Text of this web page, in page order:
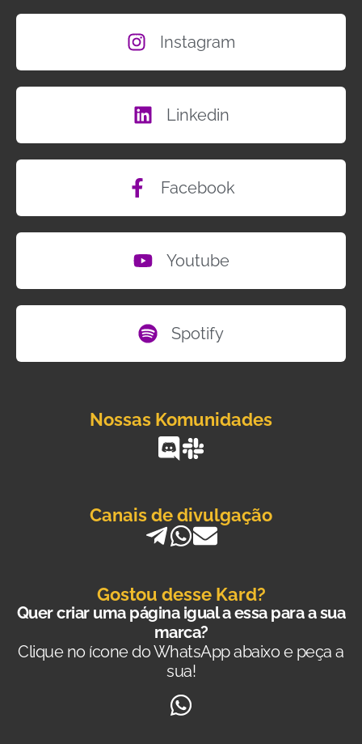
Instagram
Linkedin
Facebook
Youtube
Spotify
Nossas Komunidades
Canais de divulgação
Gostou desse Kard?
Quer criar uma página igual a essa para a sua
marca?
Clique no ícone do WhatsApp abaixo e peça a
sua!